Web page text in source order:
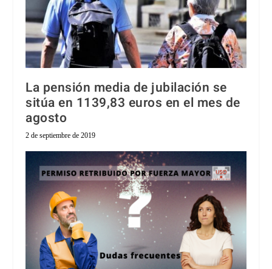
La pensión media de jubilación se
sitúa en 1139,83 euros en el mes de
agosto
2 de septiembre de 2019